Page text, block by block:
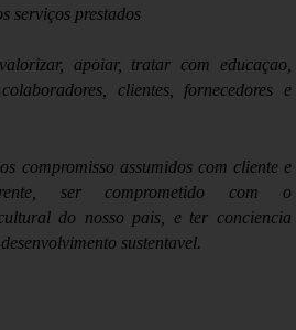
serviços prestados
apoiar, tratar com educaçao,
clientes, fornecedores e
compromisso assumidos com cliente e
ser comprometido com o
do nosso pais, e ter conciencia
sustentavel.